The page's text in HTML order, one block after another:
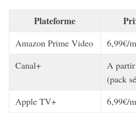
Plateforme
Amazon Prime Video 6,99€/
Canal+
A
(pack
Apple TV+ 6,99€/